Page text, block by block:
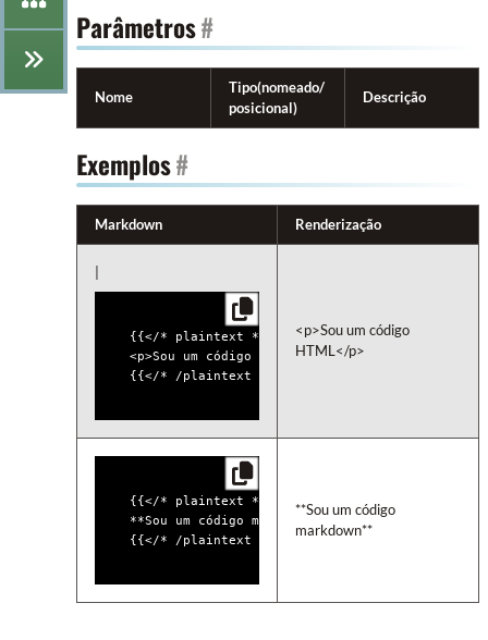
Parâmetros#
Nome
Tipo(nomeado/
posicional)
Descrição
Exemplos#
Markdown Renderização
{{</* plaintext */>}}
<p>Sou um código HTML</p>
<p>Sou um código
HTML</p>
{{</* plaintext */>}}
**Sou um código markdown**
**Sou um código
markdown**